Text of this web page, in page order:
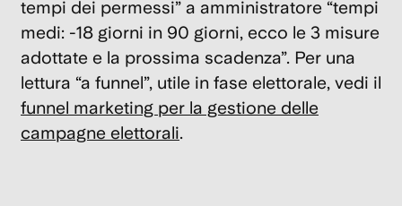
tempi dei permessi” a amministratore “tempi
medi: -18 giorni in 90 giorni, ecco le 3 misure
adottate e la prossima scadenza”. Per una
lettura “a funnel”, utile in fase elettorale, vedi il
funnel marketing per la gestione delle
campagne elettorali.